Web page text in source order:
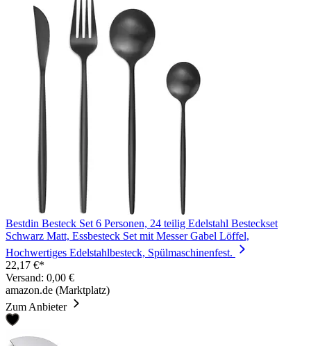
Bestdin Besteck Set 6 Personen, 24 teilig Edelstahl Besteckset
Schwarz Matt, Essbesteck Set mit Messer Gabel Löffel,
Hochwertiges Edelstahlbesteck, Spülmaschinenfest.
22,17 €*
Versand: 0,00 €
amazon.de (Marktplatz)
Zum Anbieter